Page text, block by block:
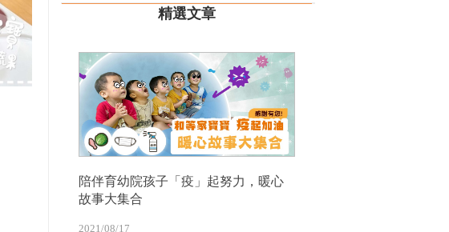
精選文章
陪伴育幼院孩子「疫」起努力，暖心
故事大集合
2021/08/17